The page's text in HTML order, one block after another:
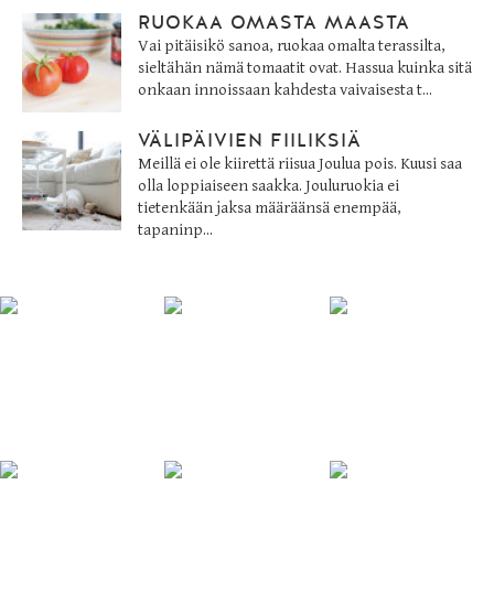
RUOKAA OMASTA MAASTA
Vai pitäisikö sanoa, ruokaa omalta terassilta,
sieltähän nämä tomaatit ovat. Hassua kuinka sitä
onkaan innoissaan kahdesta vaivaisesta t...
VÄLIPÄIVIEN FIILIKSIÄ
Meillä ei ole kiirettä riisua Joulua pois. Kuusi saa
olla loppiaiseen saakka. Jouluruokia ei
tietenkään jaksa määräänsä enempää,
tapaninp...